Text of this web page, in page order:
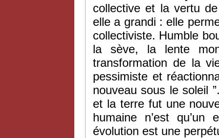
collective et la vertu
elle a grandi : elle
collectiviste. Humble
la sève, la lente
transformation de la
pessimiste et
nouveau sous le soleil
et la terre fut une
humaine n’est qu’un
évolution est une